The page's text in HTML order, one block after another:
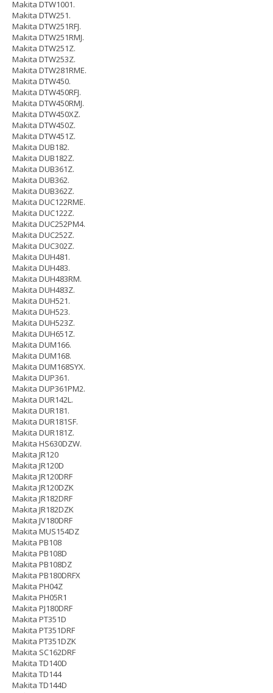
Makita DTW1001.
Makita DTW251.
Makita DTW251RFJ.
Makita DTW251RMJ.
Makita DTW251Z.
Makita DTW253Z.
Makita DTW281RME.
Makita DTW450.
Makita DTW450RFJ.
Makita DTW450RMJ.
Makita DTW450XZ.
Makita DTW450Z.
Makita DTW451Z.
Makita DUB182.
Makita DUB182Z.
Makita DUB361Z.
Makita DUB362.
Makita DUB362Z.
Makita DUC122RME.
Makita DUC122Z.
Makita DUC252PM4.
Makita DUC252Z.
Makita DUC302Z.
Makita DUH481.
Makita DUH483.
Makita DUH483RM.
Makita DUH483Z.
Makita DUH521.
Makita DUH523.
Makita DUH523Z.
Makita DUH651Z.
Makita DUM166.
Makita DUM168.
Makita DUM168SYX.
Makita DUP361.
Makita DUP361PM2.
Makita DUR142L.
Makita DUR181.
Makita DUR181SF.
Makita DUR181Z.
Makita HS630DZW.
Makita JR120
Makita JR120D
Makita JR120DRF
Makita JR120DZK
Makita JR182DRF
Makita JR182DZK
Makita JV180DRF
Makita MUS154DZ
Makita PB108
Makita PB108D
Makita PB108DZ
Makita PB180DRFX
Makita PH04Z
Makita PH05R1
Makita PJ180DRF
Makita PT351D
Makita PT351DRF
Makita PT351DZK
Makita SC162DRF
Makita TD140D
Makita TD144
Makita TD144D